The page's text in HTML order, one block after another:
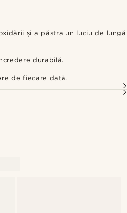
și a păstra un luciu de lungă
durabilă.
de fiecare dată.